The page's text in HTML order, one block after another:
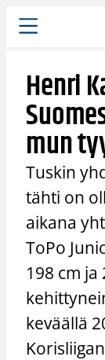
Siirry
sisältöön
Henri
mun
Tuskin
tähti on
aikana
ToPo
198 cm ja
keväällä